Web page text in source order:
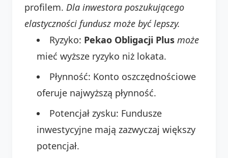
profilem. Dla inwestora poszukującego
elastyczności fundusz może być lepszy.
Ryzyko: Pekao Obligacji Plus może
mieć wyższe ryzyko niż lokata.
Płynność: Konto oszczędnościowe
oferuje najwyższą płynność.
Potencjał zysku: Fundusze
inwestycyjne mają zazwyczaj większy
potencjał.